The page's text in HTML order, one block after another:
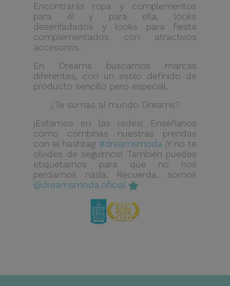
Encontrarás ropa y complementos
para él y para ella, looks
desenfadados y looks para fiesta
complementados con atractivos
accesorios.
En Dreams buscamos marcas
diferentes, con un estilo definido de
producto sencillo pero especial.
¿Te sumas al mundo Dreams?
¡Estamos en las redes! Enséñanos
cómo combinas nuestras prendas
con el hashtag #dreamsmoda ¡Y no te
olvides de seguirnos! También puedes
etiquetarnos para que no nos
perdamos nada. Recuerda, somos
@dreamsmoda.oficial